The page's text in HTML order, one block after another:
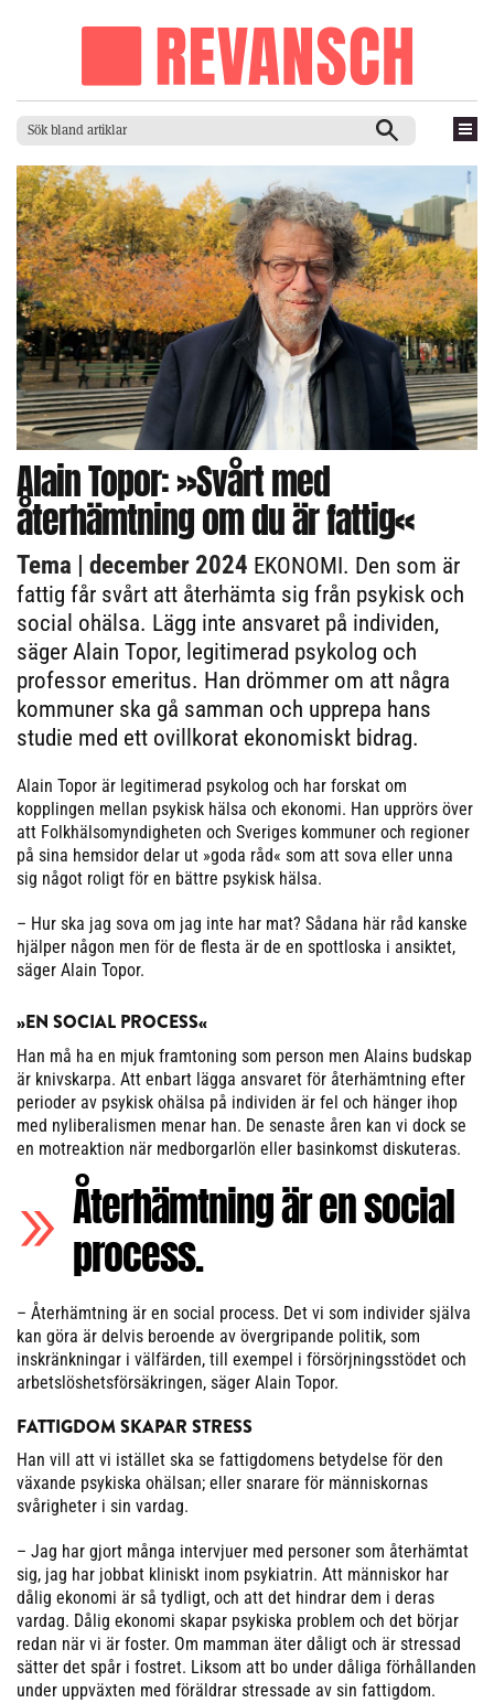
Alain Topor: »Svårt med
återhämtning om du är fattig«
Tema | december 2024 EKONOMI. Den som är
fattig får svårt att återhämta sig från psykisk och
social ohälsa. Lägg inte ansvaret på individen,
säger Alain Topor, legitimerad psykolog och
professor emeritus. Han drömmer om att några
kommuner ska gå samman och upprepa hans
studie med ett ovillkorat ekonomiskt bidrag.
Alain Topor är legitimerad psykolog och har forskat om
kopplingen mellan psykisk hälsa och ekonomi. Han upprörs över
att Folkhälsomyndigheten och Sveriges kommuner och regioner
på sina hemsidor delar ut »goda råd« som att sova eller unna
sig något roligt för en bättre psykisk hälsa.
– Hur ska jag sova om jag inte har mat? Sådana här råd kanske
hjälper någon men för de flesta är de en spottloska i ansiktet,
säger Alain Topor.
»EN SOCIAL PROCESS«
Han må ha en mjuk framtoning som person men Alains budskap
är knivskarpa. Att enbart lägga ansvaret för återhämtning efter
perioder av psykisk ohälsa på individen är fel och hänger ihop
med nyliberalismen menar han. De senaste åren kan vi dock se
en motreaktion när medborgarlön eller basinkomst diskuteras.
Återhämtning är en social
process.
– Återhämtning är en social process. Det vi som individer själva
kan göra är delvis beroende av övergripande politik, som
inskränkningar i välfärden, till exempel i försörjningsstödet och
arbetslöshetsförsäkringen, säger Alain Topor.
FATTIGDOM SKAPAR STRESS
Han vill att vi istället ska se fattigdomens betydelse för den
växande psykiska ohälsan; eller snarare för människornas
svårigheter i sin vardag.
– Jag har gjort många intervjuer med personer som återhämtat
sig, jag har jobbat kliniskt inom psykiatrin. Att människor har
dålig ekonomi är så tydligt, och att det hindrar dem i deras
vardag. Dålig ekonomi skapar psykiska problem och det börjar
redan när vi är foster. Om mamman äter dåligt och är stressad
sätter det spår i fostret. Liksom att bo under dåliga förhållanden
under uppväxten med föräldrar stressade av sin fattigdom.